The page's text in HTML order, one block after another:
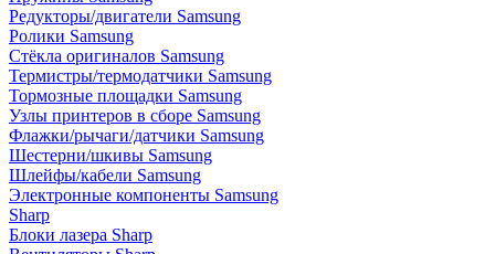
Редукторы/двигатели Samsung
Ролики Samsung
Стёкла оригиналов Samsung
Термистры/термодатчики Samsung
Тормозные площадки Samsung
Узлы принтеров в сборе Samsung
Флажки/рычаги/датчики Samsung
Шестерни/шкивы Samsung
Шлейфы/кабели Samsung
Электронные компоненты Samsung
Sharp
Блоки лазера Sharp